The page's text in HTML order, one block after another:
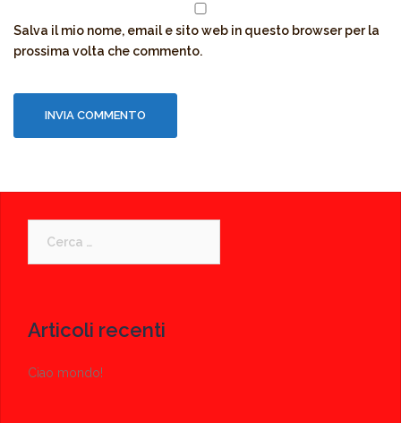
Salva il mio nome, email e sito web in questo browser per la
prossima volta che commento.
per:
Articoli recenti
Ciao mondo!